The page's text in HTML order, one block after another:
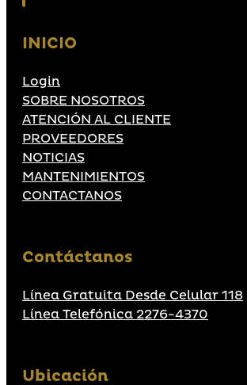
INICIO
Login
SOBRE NOSOTROS
ATENCIÓN AL CLIENTE
PROVEEDORES
NOTICIAS
MANTENIMIENTOS
CONTACTANOS
Contáctanos
Línea Gratuita Desde Celular 118
Línea Telefónica 2276-4370
Ubicación